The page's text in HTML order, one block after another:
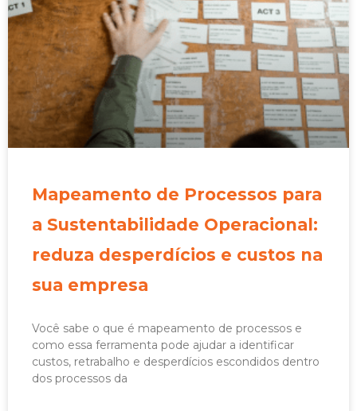
Mapeamento de Processos para
a Sustentabilidade Operacional:
reduza desperdícios e custos na
sua empresa
Você sabe o que é mapeamento de processos e
como essa ferramenta pode ajudar a identificar
custos, retrabalho e desperdícios escondidos dentro
dos processos da